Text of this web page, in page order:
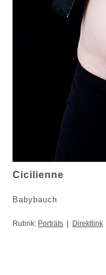
Cicilienne
Babybauch
Rubrik: Porträts Direktlink